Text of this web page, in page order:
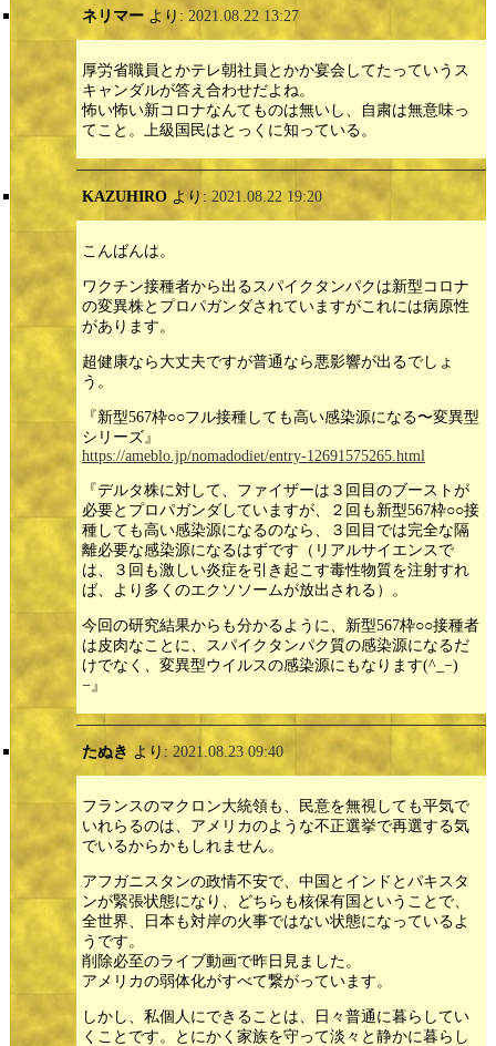
ネリマー より: 2021.08.22 13:27
厚労省職員とかテレ朝社員とかか宴会してたっていうス
キャンダルが答え合わせだよね。
怖い怖い新コロナなんてものは無いし、自粛は無意味っ
てこと。上級国民はとっくに知っている。
KAZUHIRO より: 2021.08.22 19:20
こんばんは。
ワクチン接種者から出るスパイクタンパクは新型コロナ
の変異株とプロパガンダされていますがこれには病原性
があります。
超健康なら大丈夫ですが普通なら悪影響が出るでしょ
う。
『新型567枠○○フル接種しても高い感染源になる〜変異型
シリーズ』
https://ameblo.jp/nomadodiet/entry-12691575265.html
『デルタ株に対して、ファイザーは３回目のブーストが
必要とプロパガンダしていますが、２回も新型567枠○○接
種しても高い感染源になるのなら、３回目では完全な隔
離必要な感染源になるはずです（リアルサイエンスで
は、３回も激しい炎症を引き起こす毒性物質を注射すれ
ば、より多くのエクソソームが放出される）。
今回の研究結果からも分かるように、新型567枠○○接種者
は皮肉なことに、スパイクタンパク質の感染源になるだ
けでなく、変異型ウイルスの感染源にもなります(^_−)
−』
たぬき より: 2021.08.23 09:40
フランスのマクロン大統領も、民意を無視しても平気で
いれらるのは、アメリカのような不正選挙で再選する気
でいるからかもしれません。
アフガニスタンの政情不安で、中国とインドとパキスタ
ンが緊張状態になり、どちらも核保有国ということで、
全世界、日本も対岸の火事ではない状態になっているよ
うです。
削除必至のライブ動画で昨日見ました。
アメリカの弱体化がすべて繋がっています。
しかし、私個人にできることは、日々普通に暮らしてい
くことです。とにかく家族を守って淡々と静かに暮らし